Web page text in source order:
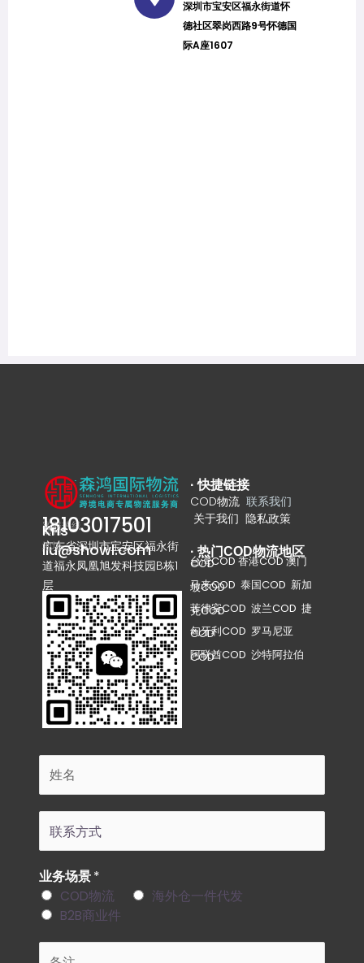
深圳市宝安区福永街道怀
德社区翠岗西路9号怀德国
际A座1607
客服热线
18103017501
邮箱
Kris-
liu@showl.com
地址
广东省深圳市宝安区福永街
道福永凤凰旭发科技园B栋1
层
·快捷链接
COD物流 联系我们
关于我们 隐私政策
· 热门COD物流地区
台湾COD 香港COD 澳门
COD
马来COD 泰国COD 新加
坡COD
菲律宾COD 波兰COD 捷
克COD
匈牙利COD 罗马尼亚
COD
阿联酋COD 沙特阿拉伯
COD
业务场景*
COD物流
海外仓一件代发
B2B商业件